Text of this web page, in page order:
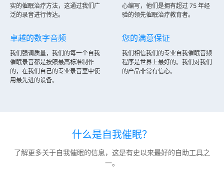
实的催眠治疗方法，这通过我们广
泛的录音进行传达。
心编写，他们是拥有超过 75 年经
验的领先催眠治疗教育者。
卓越的数字音频
我们强调质量，我们的每一个自我
催眠录音都是按照最高标准制作
的，在我们自己的专业录音室中使
用最先进的设备。
您的满意保证
我们相信我们的专业自我催眠音频
程序是世界上最好的。我们对我们
的产品非常有信心。
什么是自我催眠？
了解更多关于自我催眠的信息，这是有史以来最好的自助工具之
一。